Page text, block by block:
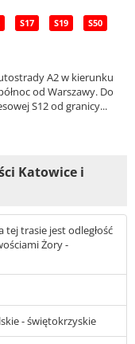
S17 S19 S50
A2 w kierunku
od Warszawy. Do
S12 od granicy...
Katowice i
tej trasie jest odległość
Żory -
- świętokrzyskie